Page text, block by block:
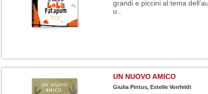
grandi e piccini al tema
u..
UN NUOVO AMICO
Giulia Pintus, Estelle Vonfeldt